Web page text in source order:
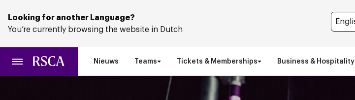
naar
hoofdinhoud
Looking for another Language?
You’re currently browsing the website in Dutch
Nieuws Teams Tickets & Memberships Business & Hospitality